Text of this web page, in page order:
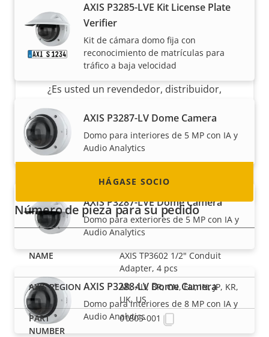
AXIS P3285-LVE Kit License Plate
Verifier
Kit de cámara domo fija con
reconocimiento de matrículas para
tráfico a baja velocidad
AXIS P3287-LV Dome Camera
Domo para interiores de 5 MP con IA y
Audio Analytics
AXIS P3287-LVE Dome Camera
Domo para exteriores de 5 MP con IA y
Audio Analytics
AXIS P3288-LV Dome Camera
Domo para interiores de 8 MP con IA y
Audio Analytics
Hágase socio
¿Es usted un revendedor, distribuidor,
socios en casi todos los países del mundo.
¡Descubra cómo convertirse en uno de ellos!
HÁGASE SOCIO
Número de pieza para su pedido
AXIS TP3602 1/2" Conduit
Adapter, 4 pcs
AR, AU, BR, CN, EU, IN, JP, KR,
UK, US
01805-001